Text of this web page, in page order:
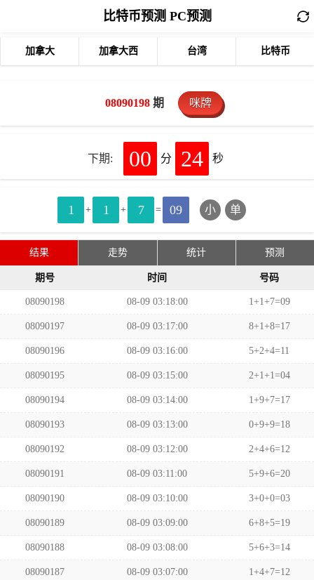
比特币预测 PC预测
加拿大 加拿大西 台湾 比特币
08090198 期 咪牌
下期: 00 分 24 秒
1 + 1 + 7 = 09 小 单
结果 走势 统计 预测
期号 时间 号码
08090198 08-09 03:18:00 1+1+7=09
08090197 08-09 03:17:00 8+1+8=17
08090196 08-09 03:16:00 5+2+4=11
08090195 08-09 03:15:00 2+1+1=04
08090194 08-09 03:14:00 1+9+7=17
08090193 08-09 03:13:00 0+9+9=18
08090192 08-09 03:12:00 2+4+6=12
08090191 08-09 03:11:00 5+9+6=20
08090190 08-09 03:10:00 3+0+0=03
08090189 08-09 03:09:00 6+8+5=19
08090188 08-09 03:08:00 5+6+3=14
08090187 08-09 03:07:00 1+4+7=12